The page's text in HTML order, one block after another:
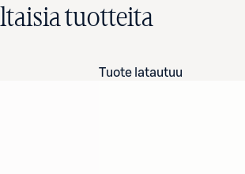
tuotteita
Tuote latautuu